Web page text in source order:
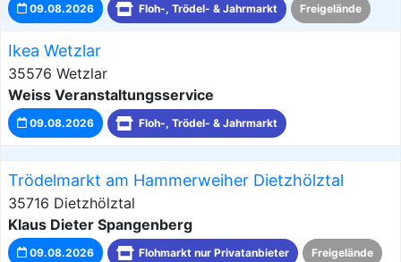
09.08.2026 Floh-, Trödel- & Jahrmarkt Freigelände
Ikea Wetzlar
35576 Wetzlar
Weiss Veranstaltungsservice
09.08.2026 Floh-, Trödel- & Jahrmarkt
Trödelmarkt am Hammerweiher Dietzhölztal
35716 Dietzhölztal
Klaus Dieter Spangenberg
09.08.2026 Flohmarkt nur Privatanbieter Freigelände